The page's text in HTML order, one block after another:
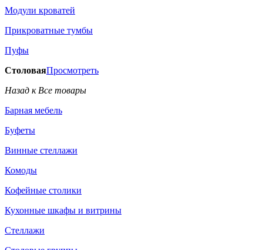
Модули кроватей
Прикроватные тумбы
Пуфы
СтоловаяПросмотреть
Назад к Все товары
Барная мебель
Буфеты
Винные стеллажи
Комоды
Кофейные столики
Кухонные шкафы и витрины
Стеллажи